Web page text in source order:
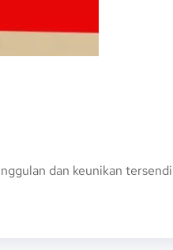
dan keunikan